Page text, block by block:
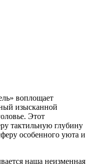
воплощает
изысканной
Этот
тактильную глубину
особенного уюта и
наша неизменная